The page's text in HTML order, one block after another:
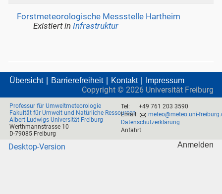
Forstmeteorologische Messstelle Hartheim
Existiert in Infrastruktur
Übersicht Barrierefreiheit Kontakt Impressum
Copyright © 2026 Universität Freiburg
Professur für Umweltmeteorologie
Fakultät für Umwelt und Natürliche Ressourcen
Albert-Ludwigs-Universität Freiburg
Werthmannstrasse 10
D-79085 Freiburg
Tel:
+49 761 203 3590
Email:
meteo@meteo.uni-
Datenschutzerklärung
Anfahrt
Desktop-Version Anmelden